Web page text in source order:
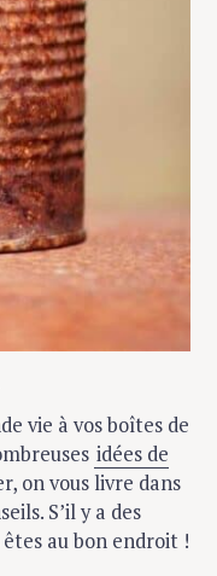
vie à vos boîtes de
idées de
on vous livre dans
S’il y a des
au bon endroit !